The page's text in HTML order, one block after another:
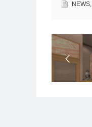
NEWS,